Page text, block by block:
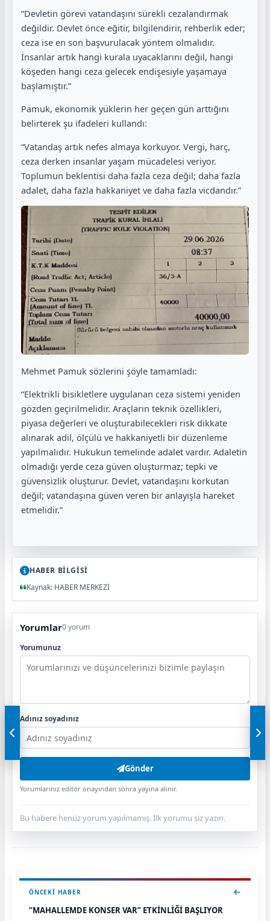
“Devletin görevi vatandaşını sürekli cezalandırmak
değildir. Devlet önce eğitir, bilgilendirir, rehberlik eder;
ceza ise en son başvurulacak yöntem olmalıdır.
İnsanlar artık hangi kurala uyacaklarını değil, hangi
köşeden hangi ceza gelecek endişesiyle yaşamaya
başlamıştır.”
Pamuk, ekonomik yüklerin her geçen gün arttığını
belirterek şu ifadeleri kullandı:
“Vatandaş artık nefes almaya korkuyor. Vergi, harç,
ceza derken insanlar yaşam mücadelesi veriyor.
Toplumun beklentisi daha fazla ceza değil; daha fazla
adalet, daha fazla hakkaniyet ve daha fazla vicdandır.”
Mehmet Pamuk sözlerini şöyle tamamladı:
“Elektrikli bisikletlere uygulanan ceza sistemi yeniden
gözden geçirilmelidir. Araçların teknik özellikleri,
piyasa değerleri ve oluşturabilecekleri risk dikkate
alınarak adil, ölçülü ve hakkaniyetli bir düzenleme
yapılmalıdır. Hukukun temelinde adalet vardır. Adaletin
olmadığı yerde ceza güven oluşturmaz; tepki ve
güvensizlik oluşturur. Devlet, vatandaşını korkutan
değil; vatandaşına güven veren bir anlayışla hareket
etmelidir.”
HABER BİLGİSİ
Kaynak: HABER MERKEZİ
Yorumlar0 yorum
Yorumunuz
Adınız soyadınız
Gönder
Yorumlarınız editör onayından sonra yayına alınır.
Bu habere henüz yorum yapılmamış. İlk yorumu siz yazın.
ÖNCEKI HABER
“MAHALLEMDE KONSER VAR” ETKİNLİĞİ BAŞLIYOR